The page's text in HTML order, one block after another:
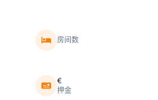
房间数
€
押金